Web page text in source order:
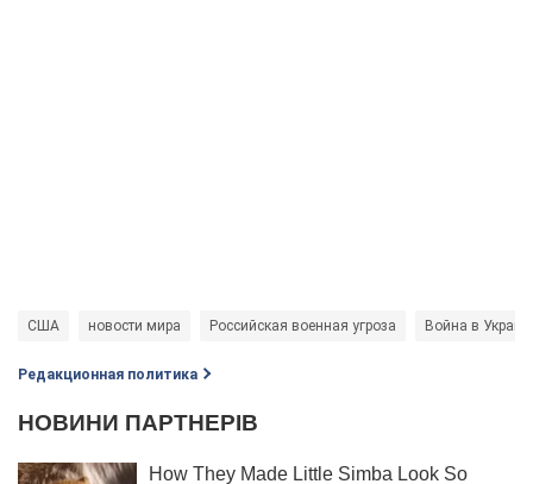
США новости мира Российская военная угроза Война в
Редакционная политика